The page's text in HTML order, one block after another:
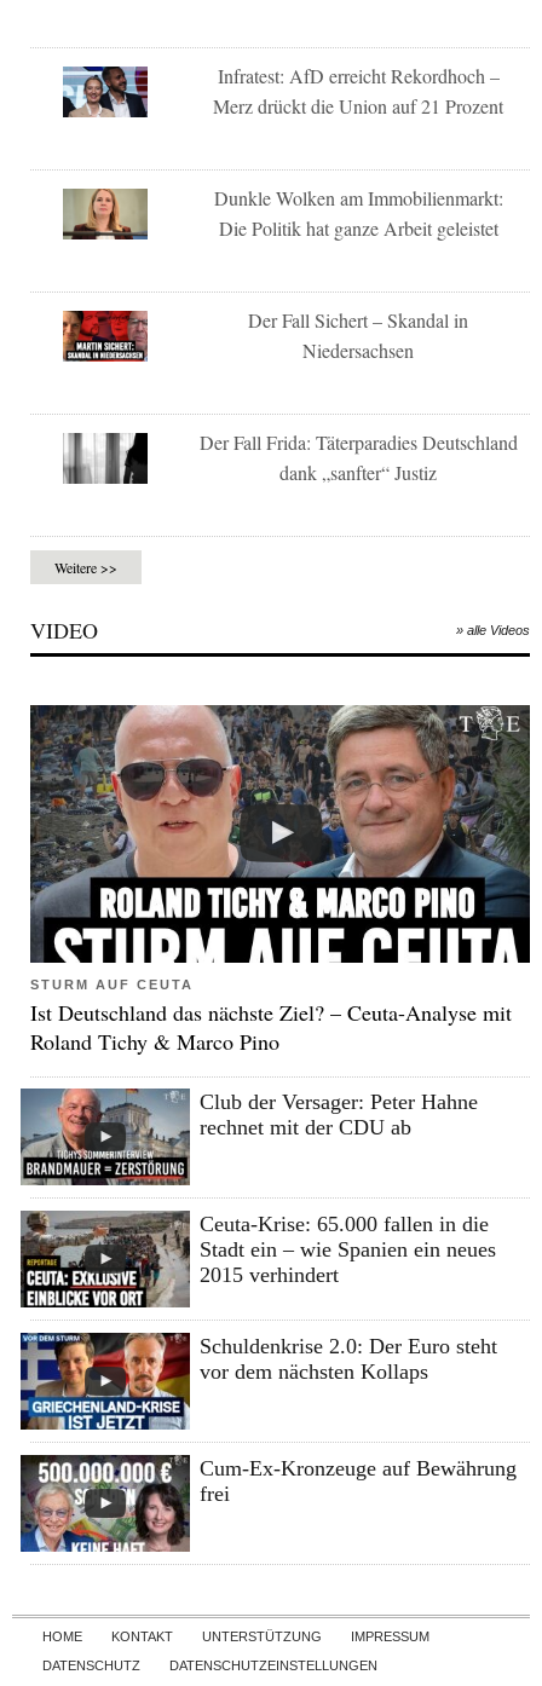
Infratest: AfD erreicht Rekordhoch –
Merz drückt die Union auf 21 Prozent
Dunkle Wolken am Immobilienmarkt:
Die Politik hat ganze Arbeit geleistet
Der Fall Sichert – Skandal in
Niedersachsen
Der Fall Frida: Täterparadies Deutschland
dank „sanfter“ Justiz
Weitere >>
VIDEO » alle Videos
STURM AUF CEUTA
Ist Deutschland das nächste Ziel? – Ceuta-Analyse mit
Roland Tichy & Marco Pino
Club der Versager: Peter Hahne
rechnet mit der CDU ab
Ceuta-Krise: 65.000 fallen in die
Stadt ein – wie Spanien ein neues
2015 verhindert
Schuldenkrise 2.0: Der Euro steht
vor dem nächsten Kollaps
Cum-Ex-Kronzeuge auf Bewährung
frei
Skip to content
HOME KONTAKT UNTERSTÜTZUNG
IMPRESSUM
DATENSCHUTZ
DATENSCHUTZEINSTELLUNGEN